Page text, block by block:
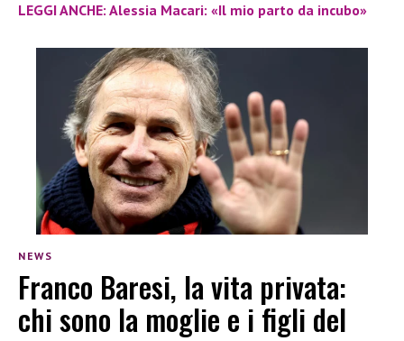
LEGGI ANCHE: Alessia Macari: «Il mio parto da incubo»
NEWS
Franco Baresi, la vita privata:
chi sono la moglie e i figli del